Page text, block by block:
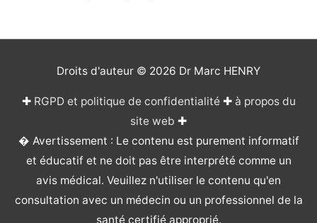
Droits d'auteur © 2026 Dr Marc HENRY
✚ RGPD et politique de confidentialité✚ à propos du
site web ✚
� Avertissement : Le contenu est purement informatif
et éducatif et ne doit pas être interprété comme un
avis médical. Veuillez n'utiliser le contenu qu'en
consultation avec un médecin ou un professionnel de la
santé certifié approprié.